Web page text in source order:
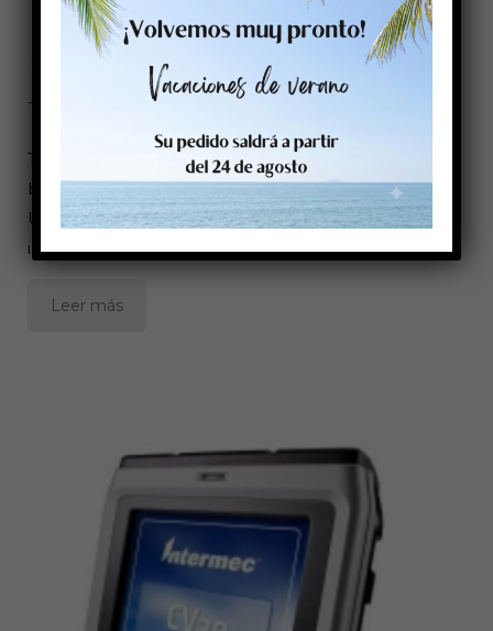
Terminales Portátiles
Terminales de mano con lector de códigos de
barras integrado.
Utilizados para trabajadores móviles que necesitan
introducir y visualizar datos del sistema central.
Leer más